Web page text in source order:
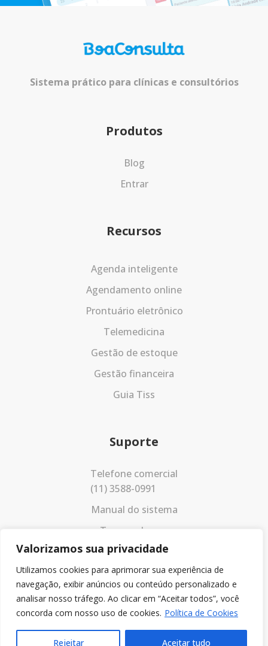
Valorizamos sua privacidade
Utilizamos cookies para aprimorar sua experiência de
navegação, exibir anúncios ou conteúdo personalizado e
analisar nosso tráfego. Ao clicar em “Aceitar todos”, você
concorda com nosso uso de cookies. Política de Cookies
Rejeitar Aceitar tudo
Sistema prático para clínicas e consultórios
Produtos
Blog
Entrar
Recursos
Agenda inteligente
Agendamento online
Prontuário eletrônico
Telemedicina
Gestão de estoque
Gestão financeira
Guia Tiss
Suporte
Telefone comercial
(11) 3588-0991
Manual do sistema
Termos de uso
Política de privacidade